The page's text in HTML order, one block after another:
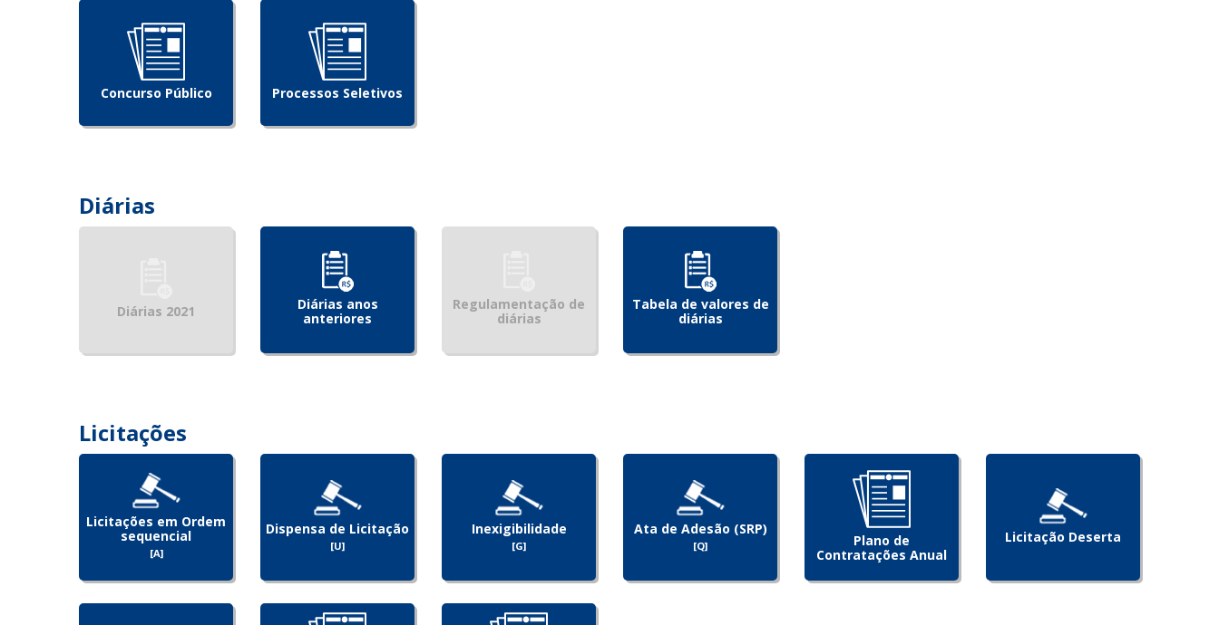
Concurso Público Processos Seletivos
Diárias
Diárias 2021
Diárias anos
anteriores
Regulamentação de
diárias
Tabela de valores de
diárias
Licitações
Licitações em Ordem
sequencial
[A]
Dispensa de Licitação
[U]
Inexigibilidade
[G]
Ata de Adesão (SRP)
[Q]
Plano de
Contratações Anual
Licitação Deserta